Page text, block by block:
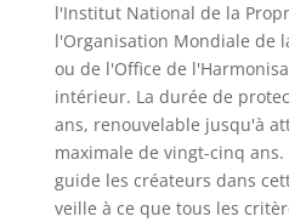
l'Institut National de la
l'Organisation Mondiale de
ou de l'Office de
intérieur. La durée de
ans, renouvelable jusqu'à
maximale de vingt-cinq ans.
guide les créateurs dans
veille à ce que tous les